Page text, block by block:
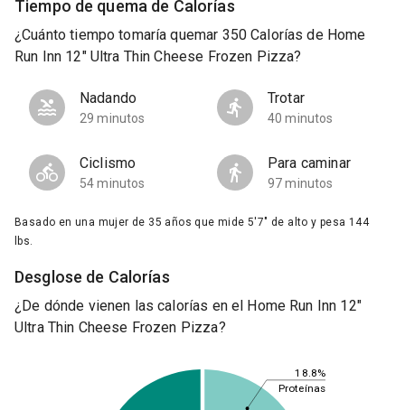
Tiempo de quema de Calorías
¿Cuánto tiempo tomaría quemar 350 Calorías de Home
Run Inn 12" Ultra Thin Cheese Frozen Pizza?
Nadando
29 minutos
Trotar
40 minutos
Ciclismo
54 minutos
Para caminar
97 minutos
Basado en una mujer de 35 años que mide 5'7" de alto y pesa 144
lbs.
Desglose de Calorías
¿De dónde vienen las calorías en el Home Run Inn 12"
Ultra Thin Cheese Frozen Pizza?
18.8%
Proteínas